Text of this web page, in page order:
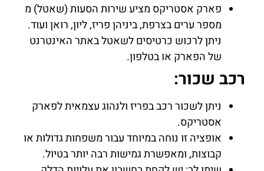
פארק אסטריקס מציע שירות הסעות (שאטל) מ
מספר ערים בצרפת, ביניהן פריז, ליון, רואן ועוד.
ניתן לרכוש כרטיסים לשאטל באתר האינטרנט
של הפארק או בטלפון.
רכב שכור:
ניתן לשכור רכב בפריז ולנהוג עצמאית לפארק
אסטריקס.
אופציה זו נוחה במיוחד עבור משפחות גדולות או
קבוצות, ומאפשרת גמישות רבה יותר בטיול.